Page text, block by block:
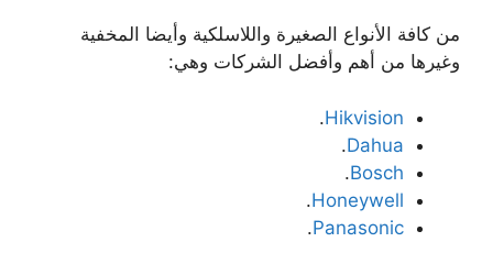
من كافة الأنواع الصغيرة واللاسلكية وأيضا المخفية
وغيرها من أهم وأفضل الشركات وهي:
Hikvision
.
Dahua
.
Bosch
.
Honeywell
.
Panasonic
.